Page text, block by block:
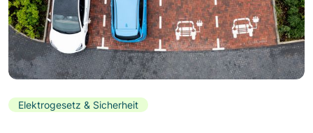
Elektrogesetz & Sicherheit